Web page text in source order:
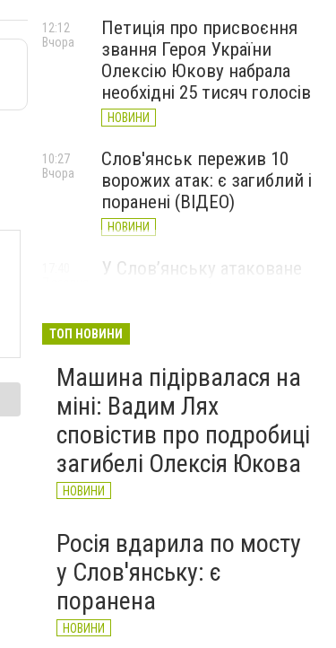
Петиція про присвоєння
звання Героя України
Олексію Юкову набрала
необхідні 25 тисяч голосів
НОВИНИ
12:12
Вчора
Слов'янськ пережив 10
ворожих атак: є загиблий і
поранені (ВІДЕО)
НОВИНИ
10:27
Вчора
У Слов’янську атаковане
НОВИНИ
ТОП НОВИНИ
Машина підірвалася на
міні: Вадим Лях
сповістив про подробиці
загибелі Олексія Юкова
НОВИНИ
Росія вдарила по мосту
у Слов'янську: є
поранена
НОВИНИ